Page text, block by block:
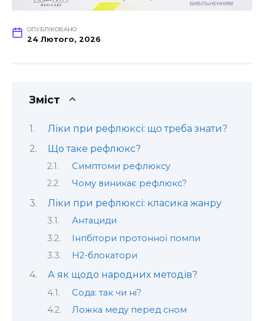
ОПУБЛІКОВАНО
24 Лютого, 2026
Зміст
Ліки при рефлюксі: що треба знати?
Що таке рефлюкс?
Симптоми рефлюксу
Чому виникає рефлюкс?
Ліки при рефлюксі: класика жанру
Антациди
Інгібітори протонної помпи
H2-блокатори
А як щодо народних методів?
Сода: так чи ні?
Ложка меду перед сном